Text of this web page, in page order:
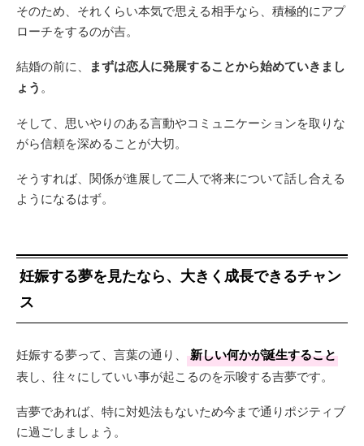
そのため、それくらい本気で思える相手なら、積極的にアプ
ローチをするのが吉。
結婚の前に、
まずは恋人に発展することから始めていきまし
ょう 。
そして、思いやりのある言動やコミュニケーションを取りな
がら信頼を深めることが大切。
そうすれば、関係が進展して二人で将来について話し合える
ようになるはず。
妊娠する夢を見たなら、大きく成長できるチャン
ス
妊娠する夢って、言葉の通り、 新しい何かが誕生すること
表し、往々にしていい事が起こるのを示唆する吉夢です。
吉夢であれば、特に対処法もないため今まで通りポジティブ
に過ごしましょう。